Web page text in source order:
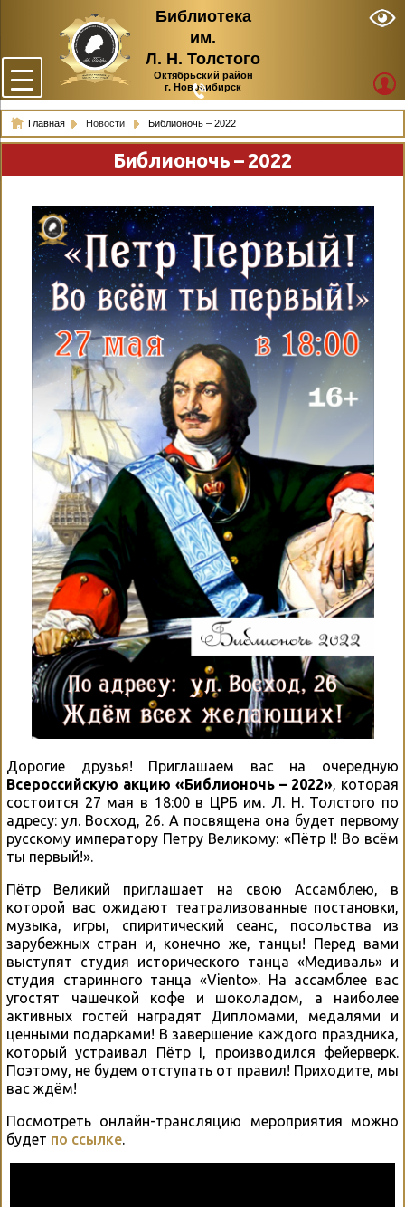
Библиотека
им.
Л. Н. Толстого
Октябрьский район
г. Новосибирск
Главная Новости Библионочь – 2022
Библионочь – 2022
Дорогие друзья! Приглашаем вас на очередную
Всероссийскую акцию «Библионочь – 2022», которая
состоится 27 мая в 18:00 в ЦРБ им. Л. Н. Толстого по
адресу: ул. Восход, 26. А посвящена она будет первому
русскому императору Петру Великому: «Пётр I! Во всём
ты первый!».
Пётр Великий приглашает на свою Ассамблею, в
которой вас ожидают театрализованные постановки,
музыка, игры, спиритический сеанс, посольства из
зарубежных стран и, конечно же, танцы! Перед вами
выступят студия исторического танца «Медиваль» и
студия старинного танца «Viento». На ассамблее вас
угостят чашечкой кофе и шоколадом, а наиболее
активных гостей наградят Дипломами, медалями и
ценными подарками! В завершение каждого праздника,
который устраивал Пётр I, производился фейерверк.
Поэтому, не будем отступать от правил! Приходите, мы
вас ждём!
Посмотреть онлайн-трансляцию мероприятия можно
будет по ссылке.